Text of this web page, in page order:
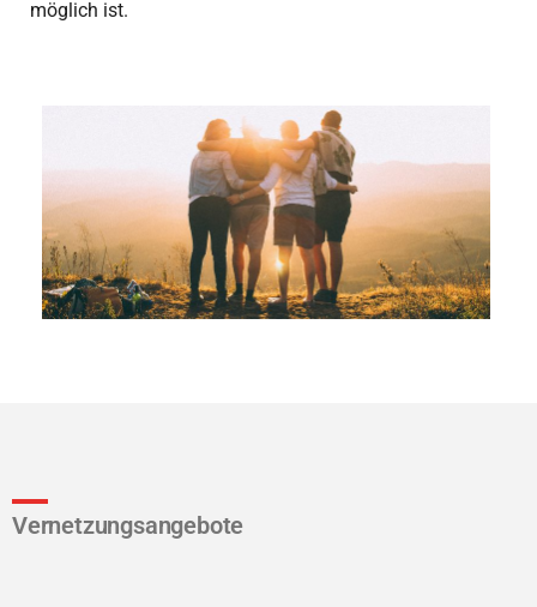
möglich ist.
Vernetzungsangebote